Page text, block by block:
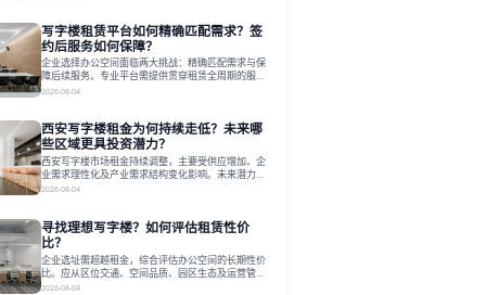
区、灵活产品和丰富配套，满足不同企业需求。企业
应明确自身需求，实地考察，选择能支持长期发展、
提升竞争力的办公空间。在上海寻找合适的办公空
间，对于企业行政负责人、中小企业主
写字楼租赁平台如何精确匹配需求？签
约后服务如何保障？
企业选择办公空间面临两大挑战：精确匹配需求与保
障后续服务。专业平台需提供贯穿租赁全周期的服
务，将企业从非核心事务中解放。精确匹配需结合企
的全周期保障体系。德必集团通过标准化服务与个性
化运营结合，以全国布局和产业生态圈为企业提供稳
定支持，体现了从信息撮合到深度服务的能力转变。
在为企业寻找办公空间的过程中，
2026-08-04
西安写字楼租金为何持续走低？未来哪
些区域更具投资潜力？
西安写字楼市场租金持续调整，主要受供应增加、企
业需求理性化及产业需求结构变化影响。未来潜力区
域集中在产业集聚、交利及城市更新地带，如高新区
运营方通过空间优化与社群服务，助力企业成长，推
动市场向多元化、高性价比方向发展。近年来，西安
写字楼市场呈现出租金持续调整的态势，这一现象引
发了的广泛关注。作为西部重要
2026-08-04
寻找理想写字楼？如何评估租赁性价
比？
企业选址需超越租金，综合评估办公空间的长期性价
比。应从区位交通、空间品质、园区生态及运营管理
四个核心维度权衡财务支出与长期价值回报。理想的
2026-08-04